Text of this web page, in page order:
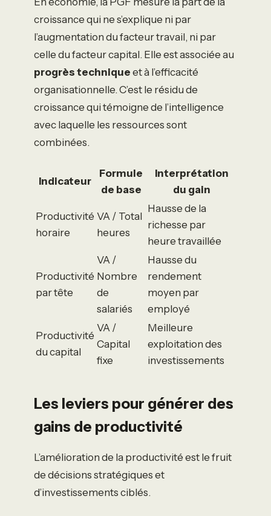
croissance qui ne s’explique ni par
l’augmentation du facteur travail, ni par
celle du facteur capital. Elle est associée au
progrès technique et à l’efficacité
organisationnelle. C’est le résidu de
croissance qui témoigne de l’intelligence
avec laquelle les ressources sont
combinées.
Indicateur
Formule
de base
Interprétation
du gain
Productivité
horaire
VA / Total
heures
Hausse de la
richesse par
heure travaillée
Productivité
par tête
VA /
Nombre
de
salariés
Hausse du
rendement
moyen par
employé
Productivité
du capital
VA /
Capital
fixe
Meilleure
exploitation des
investissements
Les leviers pour générer des
gains de productivité
L’amélioration de la productivité est le fruit
de décisions stratégiques et
d’investissements ciblés.